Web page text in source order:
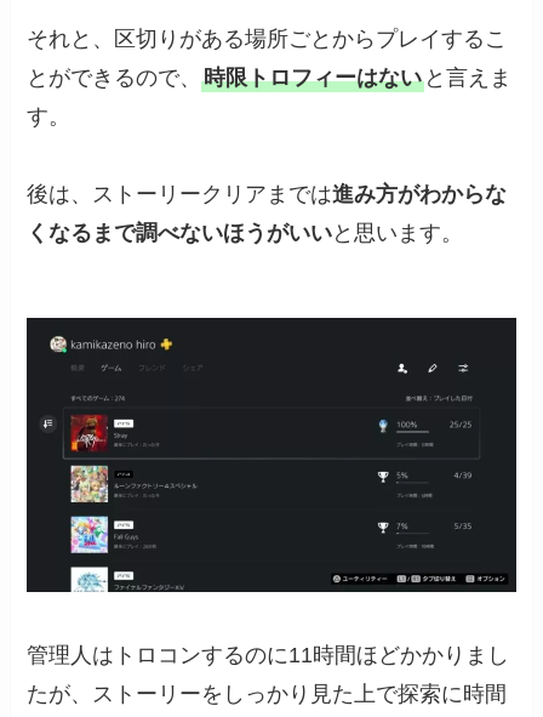
それと、区切りがある場所ごとからプレイするこ
とができるので、時限トロフィーはない と言えま
す。
後は、ストーリークリアまでは進み方がわからな
くなるまで調べないほうがいいと思います。
管理人はトロコンするのに11時間ほどかかりまし
たが、ストーリーをしっかり見た上で探索に時間